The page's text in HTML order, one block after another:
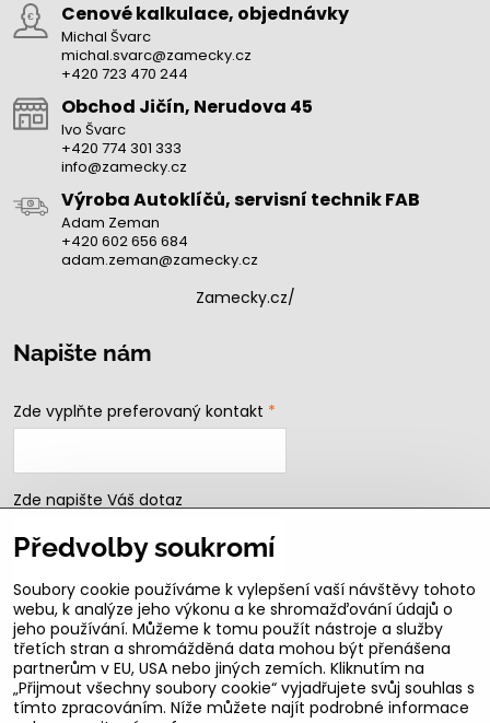
Cenové kalkulace, objednávky
Michal Švarc
michal.svarc@zamecky.cz
+420 723 470 244
Obchod Jičín, Nerudova 45
Ivo Švarc
+420 774 301 333
info@zamecky.cz
Výroba Autoklíčů, servisní technik FAB
Adam Zeman
+420 602 656 684
adam.zeman@zamecky.cz
Zamecky.cz/
Napište nám
Zde vyplňte preferovaný kontakt *
Zde napište Váš dotaz
Odeslat
Předvolby soukromí
Soubory cookie používáme k vylepšení vaší návštěvy tohoto
webu, k analýze jeho výkonu a ke shromažďování údajů o
jeho používání. Můžeme k tomu použít nástroje a služby
třetích stran a shromážděná data mohou být přenášena
partnerům v EU, USA nebo jiných zemích. Kliknutím na
„Přijmout všechny soubory cookie“ vyjadřujete svůj souhlas s
tímto zpracováním. Níže můžete najít podrobné informace